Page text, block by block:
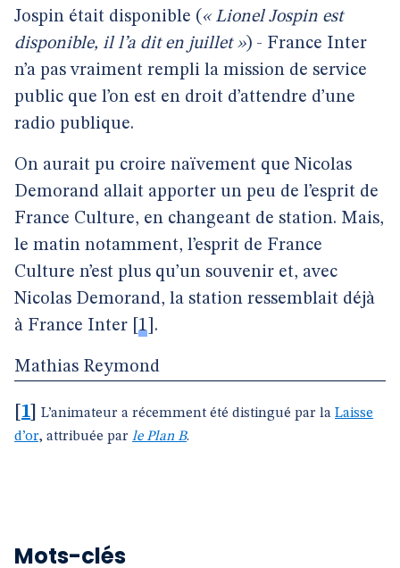
Jospin était disponible ( « Lionel Jospin est
disponible, il l’a dit en juillet ») - France Inter
n’a pas vraiment rempli la mission de service
public que l’on est en droit d’attendre d’une
radio publique.
On aurait pu croire naïvement que Nicolas
Demorand allait apporter un peu de l’esprit de
France Culture, en changeant de station. Mais,
le matin notamment, l’esprit de France
Culture n’est plus qu’un souvenir et, avec
Nicolas Demorand, la station ressemblait déjà
à France Inter 1 .
Mathias Reymond
1 L’animateur a récemment été distingué par la Laisse
d’or, attribuée par le Plan B.
Mots-clés